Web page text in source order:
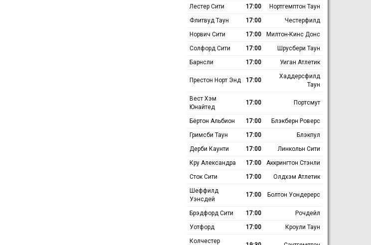
Лестер Сити
17:00
Нортгемптон Таун
Флитвуд Таун
17:00
Честерфилд
Норвич Сити
17:00
Милтон-Кинс Донс
Солфорд Сити
17:00
Шрусбери Таун
Барнсли
17:00 Уиган Атлетик
Престон Норт Энд 17:00
Хаддерсфилд
Таун
Вест Хэм
Юнайтед
17:00 Портсмут
Бёртон Альбион 17:00
Блэкберн Роверс
Гримсби Таун
17:00
Блэкпул
Дерби Каунти
17:00
Линкольн Сити
Кру Александра
17:00
Аккрингтон Стэнли
Сток Сити
17:00
Олдхэм Атлетик
Шеффилд
Уэнсдей
17:00 Болтон Уондерерс
Брэдфорд Сити 17:00
Рочдейл
Уотфорд
17:00
Кроули Таун
Колчестер